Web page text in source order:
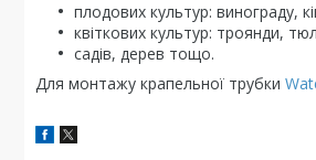
плодових культур: винограду,
квіткових культур: троянди,
садів, дерев тощо.
Для монтажу крапельної трубки